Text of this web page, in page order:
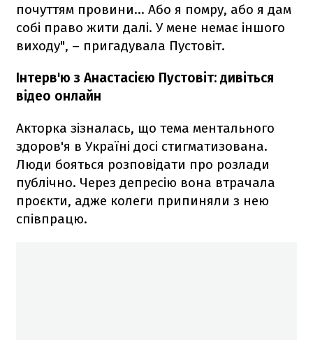
почуттям провини... Або я помру, або я дам
собі право жити далі. У мене немає іншого
виходу", – пригадувала Пустовіт.
Інтерв'ю з Анастасією Пустовіт: дивіться
відео онлайн
Акторка зізналась, що тема ментального
здоров'я в Україні досі стигматизована.
Люди бояться розповідати про розлади
публічно. Через депресію вона втрачала
проєкти, адже колеги припиняли з нею
співпрацю.